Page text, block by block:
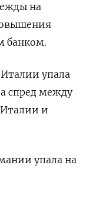
на
банком.
упала
спред между
Италии и
упала на